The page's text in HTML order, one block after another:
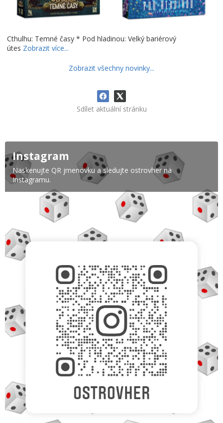
Cthulhu: Temné časy * Pod hladinou: Velký bariérový
útes Zobrazit více...
Zobrazit všechny novinky...
Sdílet aktuální stránku
Instagram
Naskenujte QR jmenovku a sledujte ostrovher na
Instagramu.